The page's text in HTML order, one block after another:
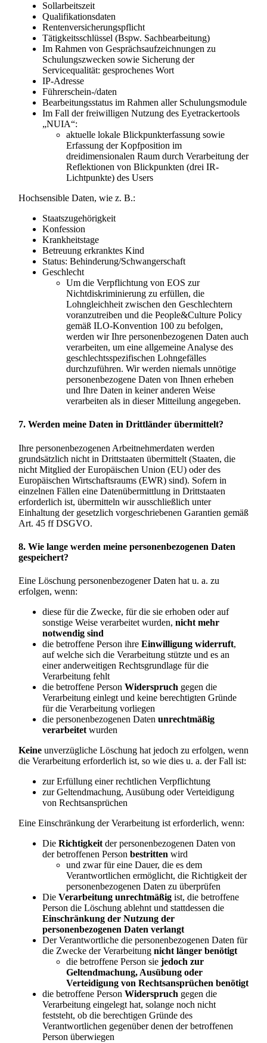
Sollarbeitszeit
Qualifikationsdaten
Rentenversicherungspflicht
Tätigkeitsschlüssel (Bspw. Sachbearbeitung)
Im Rahmen von Gesprächsaufzeichnungen zu
Schulungszwecken sowie Sicherung der
Servicequalität: gesprochenes Wort
IP-Adresse
Führerschein-/daten
Bearbeitungsstatus im Rahmen aller Schulungsmodule
Im Fall der freiwilligen Nutzung des Eyetrackertools
„NUIA“:
aktuelle lokale Blickpunkterfassung sowie
Erfassung der Kopfposition im
dreidimensionalen Raum durch Verarbeitung der
Reflektionen von Blickpunkten (drei IR-
Lichtpunkte) des Users
Hochsensible Daten, wie z. B.:
Staatszugehörigkeit
Konfession
Krankheitstage
Betreuung erkranktes Kind
Status: Behinderung/Schwangerschaft
Geschlecht
Um die Verpflichtung von EOS zur
Nichtdiskriminierung zu erfüllen, die
Lohngleichheit zwischen den Geschlechtern
voranzutreiben und die People&Culture Policy
gemäß ILO-Konvention 100 zu befolgen,
werden wir Ihre personenbezogenen Daten auch
verarbeiten, um eine allgemeine Analyse des
geschlechtsspezifischen Lohngefälles
durchzuführen. Wir werden niemals unnötige
personenbezogene Daten von Ihnen erheben
und Ihre Daten in keiner anderen Weise
verarbeiten als in dieser Mitteilung angegeben.
7. Werden meine Daten in Drittländer übermittelt?
Ihre personenbezogenen Arbeitnehmerdaten werden
grundsätzlich nicht in Drittstaaten übermittelt (Staaten, die
nicht Mitglied der Europäischen Union (EU) oder des
Europäischen Wirtschaftsraums (EWR) sind). Sofern in
einzelnen Fällen eine Datenübermittlung in Drittstaaten
erforderlich ist, übermitteln wir ausschließlich unter
Einhaltung der gesetzlich vorgeschriebenen Garantien gemäß
Art. 45 ff DSGVO.
8. Wie lange werden meine personenbezogenen Daten
gespeichert?
Eine Löschung personenbezogener Daten hat u. a. zu
erfolgen, wenn:
diese für die Zwecke, für die sie erhoben oder auf
sonstige Weise verarbeitet wurden, nicht mehr
notwendig sind
die betroffene Person ihre Einwilligung widerruft,
auf welche sich die Verarbeitung stützte und es an
einer anderweitigen Rechtsgrundlage für die
Verarbeitung fehlt
die betroffene Person Widerspruch gegen die
Verarbeitung einlegt und keine berechtigten Gründe
für die Verarbeitung vorliegen
die personenbezogenen Daten unrechtmäßig
verarbeitetwurden
Keineunverzügliche Löschung hat jedoch zu erfolgen, wenn
die Verarbeitung erforderlich ist, so wie dies u. a. der Fall ist:
zur Erfüllung einer rechtlichen Verpflichtung
zur Geltendmachung, Ausübung oder Verteidigung
von Rechtsansprüchen
Eine Einschränkung der Verarbeitung ist erforderlich, wenn:
Die Richtigkeitder personenbezogenen Daten von
der betroffenen Person bestritten wird
und zwar für eine Dauer, die es dem
Verantwortlichen ermöglicht, die Richtigkeit der
personenbezogenen Daten zu überprüfen
Die Verarbeitung unrechtmäßigist, die betroffene
Person die Löschung ablehnt und stattdessen die
Einschränkung der Nutzung der
personenbezogenen Daten verlangt
Der Verantwortliche die personenbezogenen Daten für
die Zwecke der Verarbeitung nicht länger benötigt
die betroffene Person sie jedoch zur
Geltendmachung, Ausübung oder
Verteidigung von Rechtsansprüchen benötigt
die betroffene Person Widerspruch gegen die
Verarbeitung eingelegt hat, solange noch nicht
feststeht, ob die berechtigen Gründe des
Verantwortlichen gegenüber denen der betroffenen
Person überwiegen